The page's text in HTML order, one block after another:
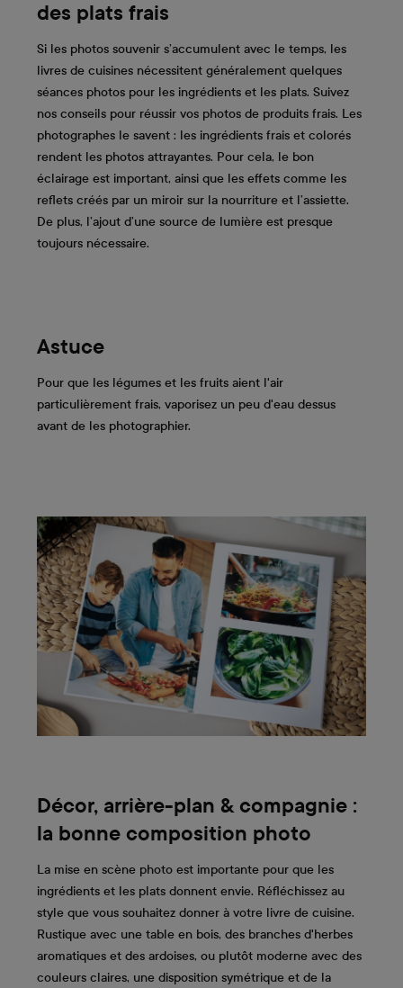
des plats frais
Si les photos souvenir s’accumulent avec le temps, les
livres de cuisines nécessitent généralement quelques
séances photos pour les ingrédients et les plats. Suivez
nos conseils pour réussir vos photos de produits frais. Les
photographes le savent : les ingrédients frais et colorés
rendent les photos attrayantes. Pour cela, le bon
éclairage est important, ainsi que les effets comme les
reflets créés par un miroir sur la nourriture et l’assiette.
De plus, l’ajout d’une source de lumière est presque
toujours nécessaire.
Astuce
Pour que les légumes et les fruits aient l'air
particulièrement frais, vaporisez un peu d'eau dessus
avant de les photographier.
Décor, arrière-plan & compagnie :
la bonne composition photo
La mise en scène photo est importante pour que les
ingrédients et les plats donnent envie. Réfléchissez au
style que vous souhaitez donner à votre livre de cuisine.
Rustique avec une table en bois, des branches d'herbes
aromatiques et des ardoises, ou plutôt moderne avec des
couleurs claires, une disposition symétrique et de la